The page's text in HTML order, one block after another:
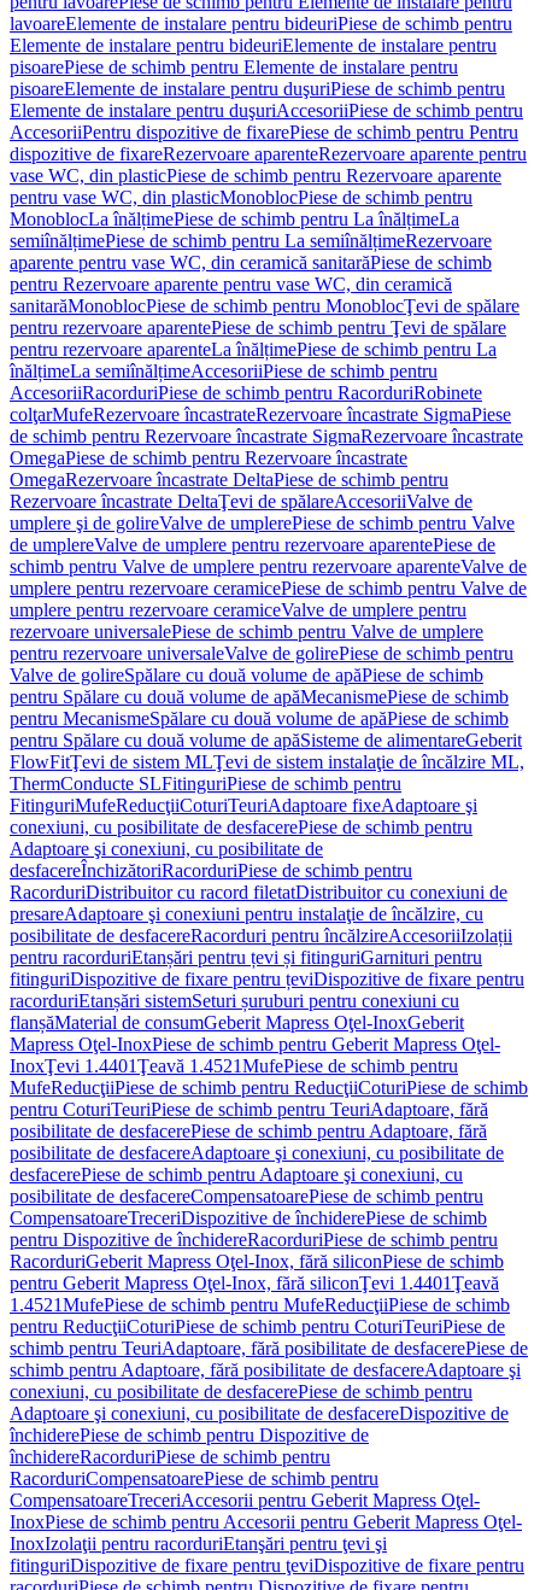
lavoareElemente de instalare pentru bideuriPiese de schimb pentru
Elemente de instalare pentru bideuriElemente de instalare pentru
pisoarePiese de schimb pentru Elemente de instalare pentru
pisoareElemente de instalare pentru duşuriPiese de schimb pentru
Elemente de instalare pentru duşuriAccesoriiPiese de schimb pentru
AccesoriiPentru dispozitive de fixarePiese de schimb pentru Pentru
dispozitive de fixareRezervoare aparenteRezervoare aparente pentru
vase WC, din plasticPiese de schimb pentru Rezervoare aparente
pentru vase WC, din plasticMonoblocPiese de schimb pentru
MonoblocLa înălțimePiese de schimb pentru La înălțimeLa
semiînălțimePiese de schimb pentru La semiînălțimeRezervoare
aparente pentru vase WC, din ceramică sanitarăPiese de schimb
pentru Rezervoare aparente pentru vase WC, din ceramică
sanitarăMonoblocPiese de schimb pentru MonoblocŢevi de spălare
pentru rezervoare aparentePiese de schimb pentru Ţevi de spălare
pentru rezervoare aparenteLa înălțimePiese de schimb pentru La
înălțimeLa semiînălțimeAccesoriiPiese de schimb pentru
AccesoriiRacorduriPiese de schimb pentru RacorduriRobinete
colţarMufeRezervoare încastrateRezervoare încastrate SigmaPiese
de schimb pentru Rezervoare încastrate SigmaRezervoare încastrate
OmegaPiese de schimb pentru Rezervoare încastrate
OmegaRezervoare încastrate DeltaPiese de schimb pentru
Rezervoare încastrate DeltaŢevi de spălareAccesoriiValve de
umplere şi de golireValve de umplerePiese de schimb pentru Valve
de umplereValve de umplere pentru rezervoare aparentePiese de
schimb pentru Valve de umplere pentru rezervoare aparenteValve de
umplere pentru rezervoare ceramicePiese de schimb pentru Valve de
umplere pentru rezervoare ceramiceValve de umplere pentru
rezervoare universalePiese de schimb pentru Valve de umplere
pentru rezervoare universaleValve de golirePiese de schimb pentru
Valve de golireSpălare cu două volume de apăPiese de schimb
pentru Spălare cu două volume de apăMecanismePiese de schimb
pentru MecanismeSpălare cu două volume de apăPiese de schimb
pentru Spălare cu două volume de apăSisteme de alimentareGeberit
FlowFitŢevi de sistem MLŢevi de sistem instalaţie de încălzire ML,
ThermConducte SLFitinguriPiese de schimb pentru
FitinguriMufeReducţiiCoturiTeuriAdaptoare fixeAdaptoare şi
conexiuni, cu posibilitate de desfacerePiese de schimb pentru
Adaptoare şi conexiuni, cu posibilitate de
desfacereÎnchizătoriRacorduriPiese de schimb pentru
RacorduriDistribuitor cu racord filetatDistribuitor cu conexiuni de
presareAdaptoare şi conexiuni pentru instalaţie de încălzire, cu
posibilitate de desfacereRacorduri pentru încălzireAccesoriiIzolații
pentru racorduriEtanșări pentru țevi și fitinguriGarnituri pentru
fitinguriDispozitive de fixare pentru țeviDispozitive de fixare pentru
racorduriEtanșări sistemSeturi șuruburi pentru conexiuni cu
flanșăMaterial de consumGeberit Mapress Oţel-InoxGeberit
Mapress Oţel-InoxPiese de schimb pentru Geberit Mapress Oţel-
InoxŢevi 1.4401Ţeavă 1.4521MufePiese de schimb pentru
MufeReducţiiPiese de schimb pentru ReducţiiCoturiPiese de schimb
pentru CoturiTeuriPiese de schimb pentru TeuriAdaptoare, fără
posibilitate de desfacerePiese de schimb pentru Adaptoare, fără
posibilitate de desfacereAdaptoare şi conexiuni, cu posibilitate de
desfacerePiese de schimb pentru Adaptoare şi conexiuni, cu
posibilitate de desfacereCompensatoarePiese de schimb pentru
CompensatoareTreceriDispozitive de închiderePiese de schimb
pentru Dispozitive de închidereRacorduriPiese de schimb pentru
RacorduriGeberit Mapress Oţel-Inox, fără siliconPiese de schimb
pentru Geberit Mapress Oţel-Inox, fără siliconŢevi 1.4401Ţeavă
1.4521MufePiese de schimb pentru MufeReducţiiPiese de schimb
pentru ReducţiiCoturiPiese de schimb pentru CoturiTeuriPiese de
schimb pentru TeuriAdaptoare, fără posibilitate de desfacerePiese de
schimb pentru Adaptoare, fără posibilitate de desfacereAdaptoare şi
conexiuni, cu posibilitate de desfacerePiese de schimb pentru
Adaptoare şi conexiuni, cu posibilitate de desfacereDispozitive de
închiderePiese de schimb pentru Dispozitive de
închidereRacorduriPiese de schimb pentru
RacorduriCompensatoarePiese de schimb pentru
CompensatoareTreceriAccesorii pentru Geberit Mapress Oţel-
InoxPiese de schimb pentru Accesorii pentru Geberit Mapress Oţel-
InoxIzolaţii pentru racorduriEtanşări pentru ţevi şi
fitinguriDispozitive de fixare pentru ţeviDispozitive de fixare pentru